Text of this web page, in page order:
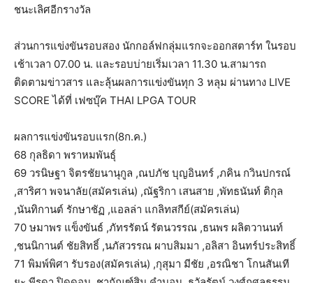
ชนะเลิศอีกรางวัล
ส่วนการแข่งขันรอบสอง นักกอล์ฟกลุ่มแรกจะออกสตาร์ท ในรอบ
เช้าเวลา 07.00 น. และรอบบ่ายเริ่มเวลา 11.30 น.สามารถ
ติดตามข่าวสาร และลุ้นผลการแข่งขันทุก 3 หลุม ผ่านทาง LIVE
SCORE ได้ที่ เฟซบุ๊ค THAI LPGA TOUR
ผลการแข่งขันรอบแรก(8ก.ค.)
68 กุลธิดา พราหมพันธุ์
69 วรนิษฐา จิตรชัยนานุกูล ,ณปภัช บุญอินทร์ ,ภคิน กวินปกรณ์
,สาริศา พจนาลัย(สมัครเล่น) ,ณัฐริกา เสนสาย ,พัทธนันท์ ติกุล
,นันทิกานต์ รักษาชัฏ ,แอลล่า แกลิทสกีย์(สมัครเล่น)
70 ษมาพร แข็งขันธ์ ,ภัทรรัตน์ รัตนวรรณ ,ธนพร ผลิตวานนท์
,ชนนิกานต์ ชัยสิทธิ์ ,นภัสวรรณ ผาบสิมมา ,อลิสา อินทร์ประสิทธิ์
71 พิมพ์พิศา รับรอง(สมัครเล่น) ,กุสุมา มีชัย ,อรณิชา โกนสันเที